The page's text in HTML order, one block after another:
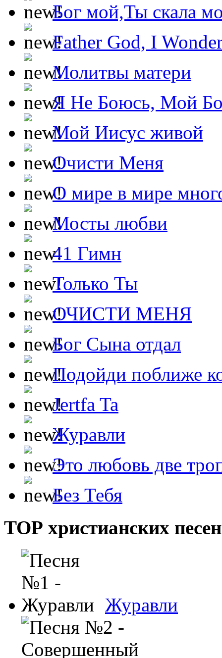
Бог мой,Ты скала
Father God, I
Молитвы матери
Я Не Боюсь, Мой
Мой Иисус живой
Очисти Меня
О мире в мире
Мосты любви
41 Гимн
Только Ты
ОЧИСТИ МЕНЯ
Бог Сына отдал
Подойди поближе
Jertfa Ta
Журавли
Это любовь две
Без Тебя
ТОР христианских песен
Журавли